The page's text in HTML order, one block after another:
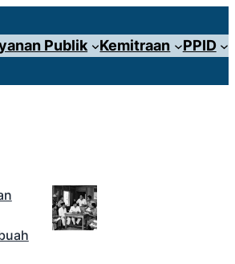
Publik Kemitraan PPID